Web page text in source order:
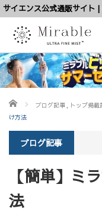
サイエンス公式通販サイト
ホーム ブログ記事, トップ掲載
け方法
ブログ記事
【簡単】ミ
法